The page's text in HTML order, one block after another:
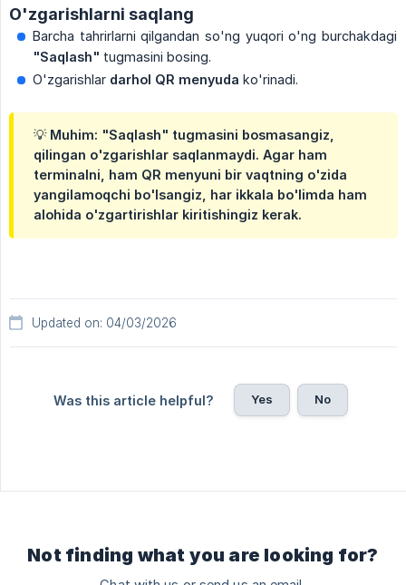
O'zgarishlarni saqlang
Barcha tahrirlarni qilgandan so'ng yuqori o'ng burchakdagi
"Saqlash" tugmasini bosing.
O'zgarishlar darhol QR menyuda ko'rinadi.
💡 Muhim: "Saqlash" tugmasini bosmasangiz,
qilingan o'zgarishlar saqlanmaydi. Agar ham
terminalni, ham QR menyuni bir vaqtning o'zida
yangilamoqchi bo'lsangiz, har ikkala bo'limda ham
alohida o'zgartirishlar kiritishingiz kerak.
Updated on: 04/03/2026
Was this article helpful? Yes No
Not finding what you are looking for?